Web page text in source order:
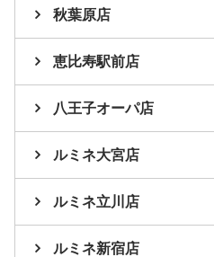
秋葉原店
恵比寿駅前店
八王子オーパ店
ルミネ大宮店
ルミネ立川店
ルミネ新宿店